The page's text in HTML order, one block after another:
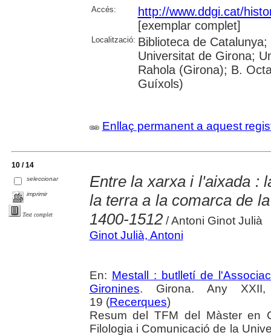
Accés:
http://www.ddgi.cat/
[exemplar complet]
Localització: Biblioteca de
Universitat de Girona;
Rahola (Girona); B.
Guíxols)
Enllaç permanent a aquest
10 / 14
seleccionar
imprimir
Text complet
Entre la xarxa i l'aixada :
la terra a la comarca de
1400-1512/ Antoni Ginot Julià
Ginot Julià, Antoni
En: Mestall : butlletí de
Gironines. Girona. Any
19 (Recerques)
Resum del TFM del Màster en
Filologia i Comunicació de la